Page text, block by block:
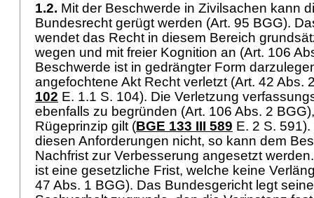
1.2. Mit der Beschwerde in Zivilsachen kann
Bundesrecht gerügt werden (Art. 95 BGG).
wendet das Recht in diesem Bereich
wegen und mit freier Kognition an (Art. 106
Beschwerde ist in gedrängter Form
angefochtene Akt Recht verletzt (Art. 42 Abs.
102 E. 1.1 S. 104). Die Verletzung
ebenfalls zu begründen (Art. 106 Abs. 2 BGG
Rügeprinzip gilt (BGE 133 III 589 E. 2 S.
diesen Anforderungen nicht, so kann dem
Nachfrist zur Verbesserung angesetzt
ist eine gesetzliche Frist, welche keine
47 Abs. 1 BGG). Das Bundesgericht legt